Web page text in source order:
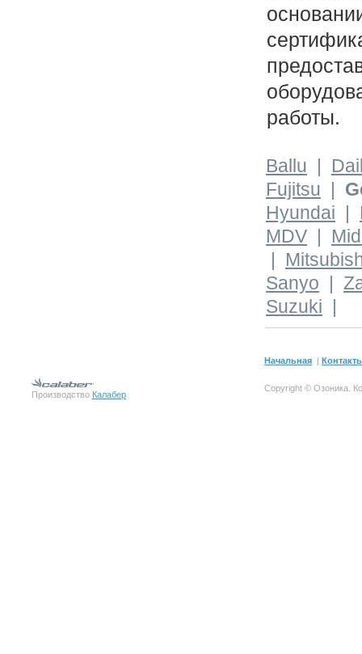
работы.
Ballu |
Fujitsu |
Hyundai |
MDV |
|
Sanyo |
Suzuki |
Начальная |
Производство Калабер
Copyright © Озоника.